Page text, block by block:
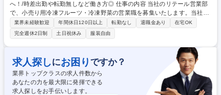
へ！/時差出勤や転勤無しなど働き方◎ 仕事の内容 当社のリテール営業部
で、小売り用冷凍フルーツ・冷凍野菜の営業職を募集いたします。当社が
輸入している安全で美味しいフルーツや野菜の販売に係っていただきま
す。 ■スーパーマーケットのバイヤー・商品開発部門との定期商談、課題
ヒアリング■PB商品の企画提案■OEMメーカーの探索・交渉、サンプル調
整、品質確認■商品導入後の売れ行き分析、リニューアル提案、次期商品
開発の戦略立案■受発注管理、納期調整、卸業者との連携業務■全国の展示
会や国際規模の展示会への参加 ※対象となる顧客層：大手スーパーマーケ
ット、コンビニエンスストア 募集職種 【リテール営業】中南米の美味し
さを日本へ！/時差出勤や転勤無しなど働き方◎
業界未経験歓迎 年間休日120日以上 転勤なし 退職金あり
在宅OK
完全週休2日制
土日祝休み 服装自由
求人探しにお困り ですか？
業界トップクラスの求人件数から
あなたの力を最大限に発揮できる
求人探しをお手伝いします。